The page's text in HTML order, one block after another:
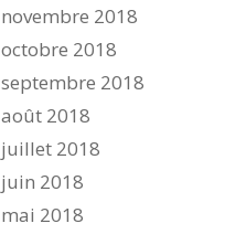
novembre 2018
octobre 2018
septembre 2018
août 2018
juillet 2018
juin 2018
mai 2018